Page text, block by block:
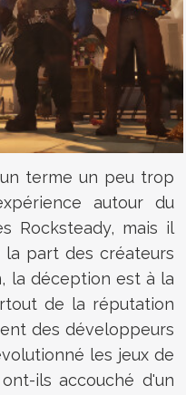
terme un peu trop
autour du
Rocksteady, mais il
part des créateurs
la déception est à la
de la réputation
des développeurs
les jeux de
ils accouché d'un